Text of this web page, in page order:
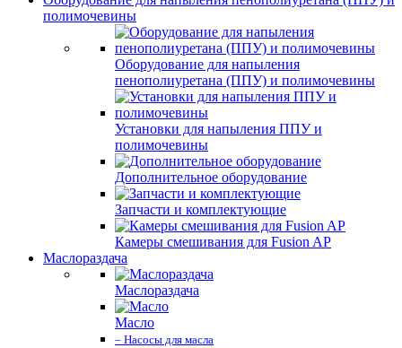
полимочевины
Оборудование для напыления
пенополиуретана (ППУ) и полимочевины
Установки для напыления ППУ и
полимочевины
Дополнительное оборудование
Запчасти и комплектующие
Камеры смешивания для Fusion AP
Маслораздача
Маслораздача
Масло
– Насосы для масла